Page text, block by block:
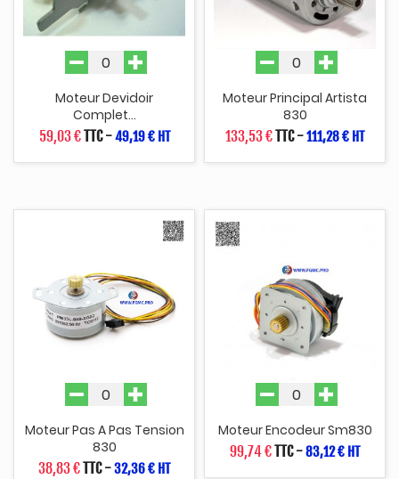
Moteur Devidoir
Complet...
59,03 €TTC-49,19 € HT
Moteur Principal Artista
830
133,53 €TTC-111,28 € HT
Moteur Pas A Pas Tension
830
38,83 €TTC-32,36 € HT
Moteur Encodeur Sm830
99,74 €TTC-83,12 € HT